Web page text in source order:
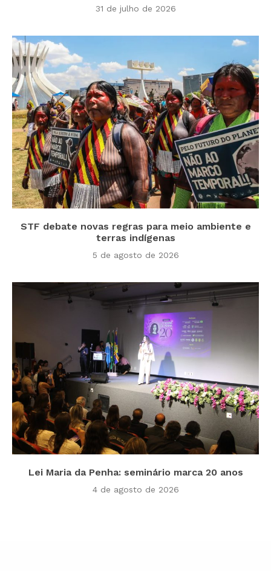
31 de julho de 2026
STF debate novas regras para meio ambiente e
terras indígenas
5 de agosto de 2026
Lei Maria da Penha: seminário marca 20 anos
4 de agosto de 2026